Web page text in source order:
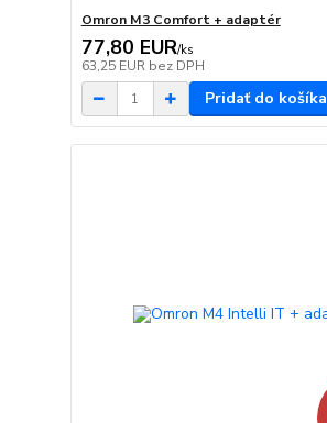
Omron M3 Comfort + adaptér
77,80 EUR/ks
63,25 EUR bez DPH
Pridať do košíka